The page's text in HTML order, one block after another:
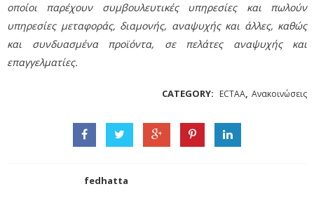
οποίοι παρέχουν συμβουλευτικές υπηρεσίες και πωλούν
υπηρεσίες μεταφοράς, διαμονής, αναψυχής και άλλες, καθώς
και συνδυασμένα προϊόντα, σε πελάτες αναψυχής και
επαγγελματίες.
CATEGORY: ECTAA, Ανακοινώσεις
fedhatta